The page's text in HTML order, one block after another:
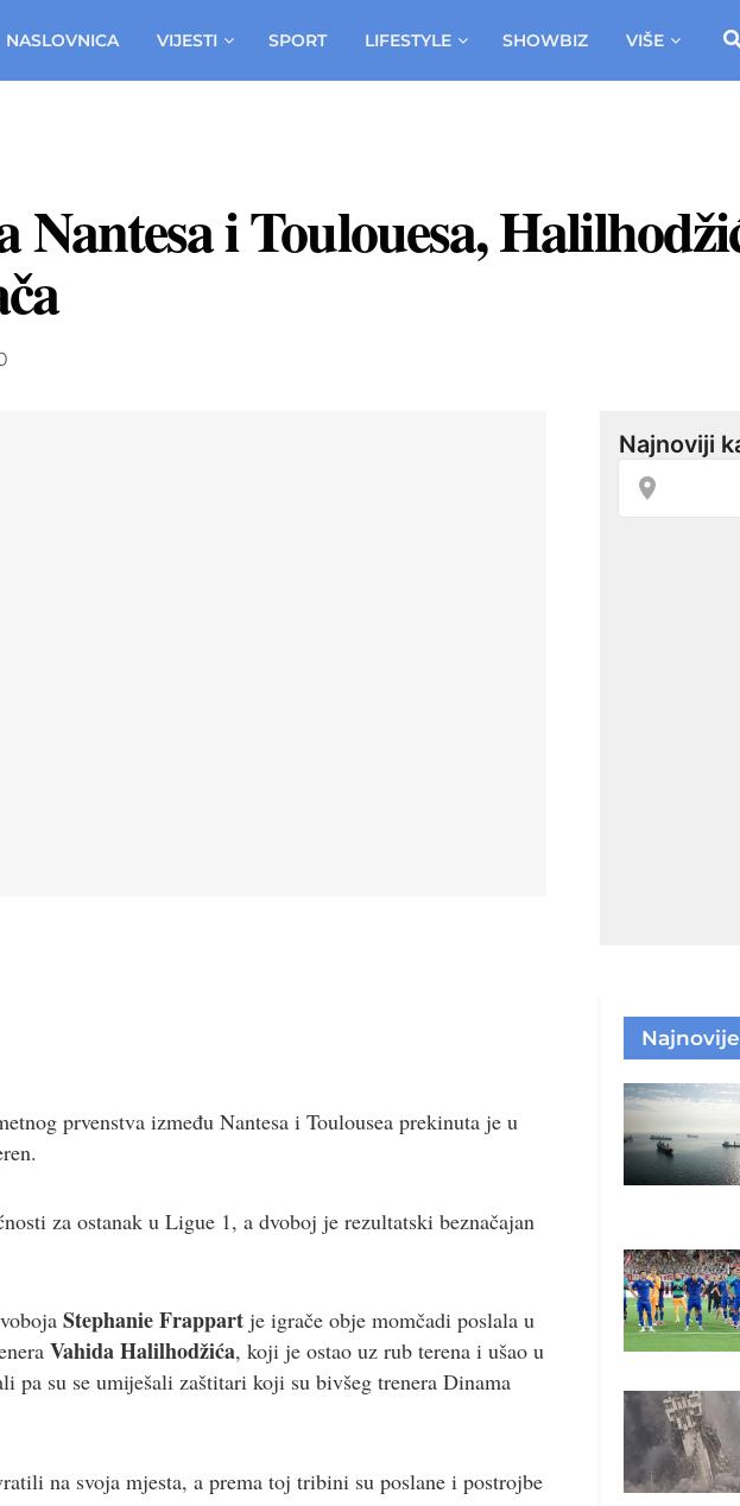
NASLOVNICA VIJESTI SPORT LIFESTYLE SHOWBIZ VIŠE
i Toulouesa,
prvenstva između Nantesa i Toulousea prekinuta je u
za ostanak u Ligue 1, a dvoboj je rezultatski beznačajan
Stephanie Frappart je igrače obje momčadi poslala u
Vahida Halilhodžića, koji je ostao uz rub terena i ušao u
pa su se umiješali zaštitari koji su bivšeg trenera Dinama
na svoja mjesta, a prema toj tribini su poslane i postrojbe
Najnovije